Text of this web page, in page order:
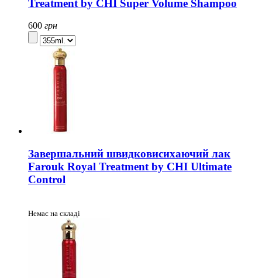
Treatment by CHI Super Volume Shampoo
600 грн
Завершальний швидковисихаючий лак
Farouk Royal Treatment by CHI Ultimate
Control
Немає на складі